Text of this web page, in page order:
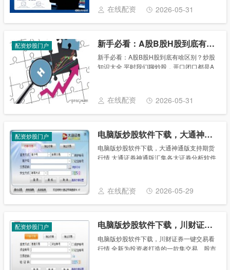
巧、追热点、学指标，折腾来折腾去，账户
却始终......
在线配资 2026-05-31
配资炒股门户 新手必看：A股B股H股到底有啥区别？炒股知识大全
新手必看：A股B股H股到底有啥区别？炒股
知识大全 平时我们聊炒股，开口闭口都是A
三者并不是股票本身质地、品类有区别，核
心差......
在线配资 2026-05-31
配资炒股门户 电脑版炒股软件下载，大通神通版支持期货行情
电脑版炒股软件下载，大通神通版支持期货
行情 大通证券神通版汇集各大证券分析软件
支持、xp、vista、win7平台操作，适用......
在线配资 2026-05-29
配资炒股门户 电脑版炒股软件下载，川财证券一键交易看行情
电脑版炒股软件下载，川财证券一键交易看
行情 全新为投资者打造的一款集交易、股市